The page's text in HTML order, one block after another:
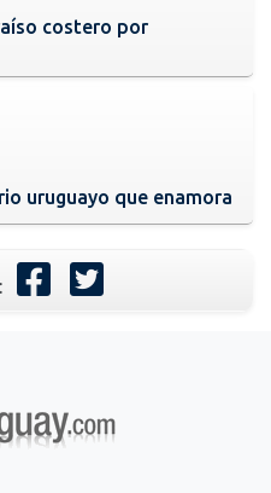
costero por
uruguayo que enamora